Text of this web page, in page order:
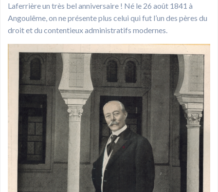
Laferrière un très bel anniversaire ! Né le 26 août 1841 à
Angoulême, on ne présente plus celui qui fut l’un des pères du
droit et du contentieux administratifs modernes.